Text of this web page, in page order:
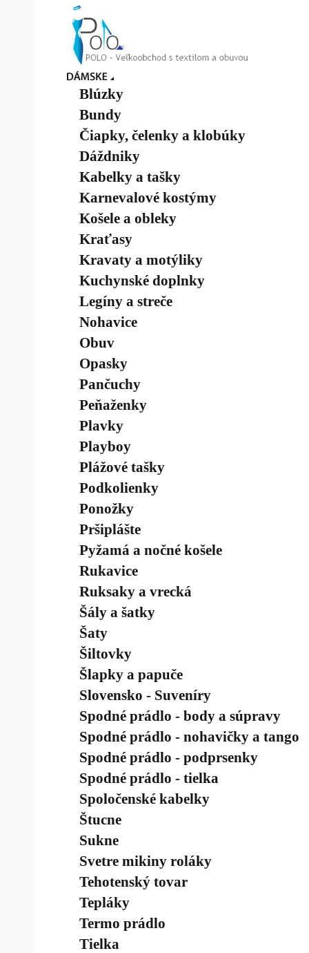
Blúzky
Bundy
Čiapky, čelenky a klobúky
Dáždniky
Kabelky a tašky
Karnevalové kostýmy
Košele a obleky
Kraťasy
Kravaty a motýliky
Kuchynské doplnky
Legíny a streče
Nohavice
Obuv
Opasky
Pančuchy
Peňaženky
Plavky
Playboy
Plážové tašky
Podkolienky
Ponožky
Pršiplášte
Pyžamá a nočné košele
Rukavice
Ruksaky a vrecká
Šály a šatky
Šaty
Šiltovky
Šlapky a papuče
Slovensko - Suveníry
Spodné prádlo - body a súpravy
Spodné prádlo - nohavičky a tango
Spodné prádlo - podprsenky
Spodné prádlo - tielka
Spoločenské kabelky
Štucne
Sukne
Svetre mikiny roláky
Tehotenský tovar
Tepláky
Termo prádlo
Tielka